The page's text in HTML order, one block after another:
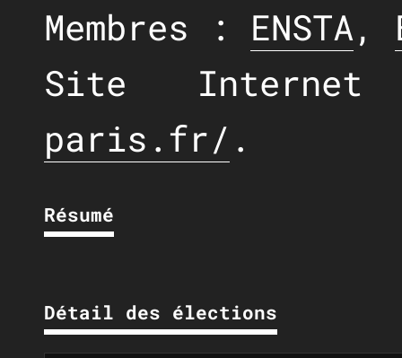
Membres : ENSTA,
Site
paris.fr/ .
Résumé
Détail des élections